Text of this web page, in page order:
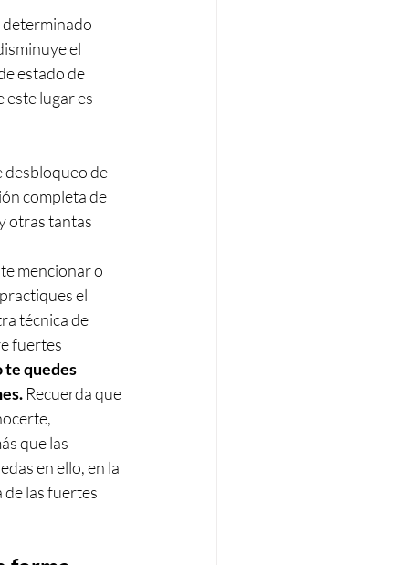
el
estado de
este lugar es
desbloqueo de
completa de
otras tantas
mencionar o
el
técnica de
fuertes
te quedes
Recuerda que
que las
en ello, en la
de las fuertes